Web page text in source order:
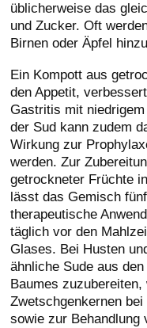
üblicherweise das
und Zucker. Oft
Birnen oder Äpfel
Ein Kompott aus
den Appetit,
Gastritis mit
der Sud kann zudem
Wirkung zur
werden. Zur
getrockneter Früchte
lässt das Gemisch
therapeutische
täglich vor den
Glases. Bei Husten
ähnliche Sude aus
Baumes
Zwetschgenkernen
sowie zur